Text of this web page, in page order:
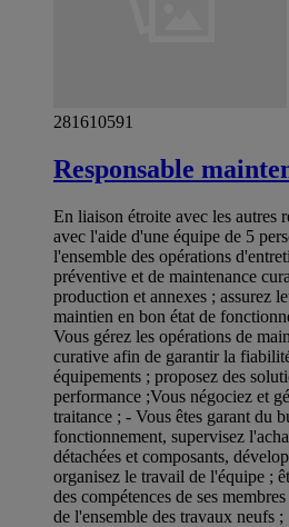
281610591
Responsable
En liaison étroite avec les autres
avec l'aide d'une équipe de 5
l'ensemble des opérations
préventive et de maintenance
production et annexes ; assurez
maintien en bon état de
Vous gérez les opérations de
curative afin de garantir la
équipements ; proposez des
performance ;Vous négociez et
traitance ; - Vous êtes garant du
fonctionnement, supervisez
détachées et composants,
organisez le travail de l'équipe ;
des compétences de ses
de l'ensemble des travaux neufs ;